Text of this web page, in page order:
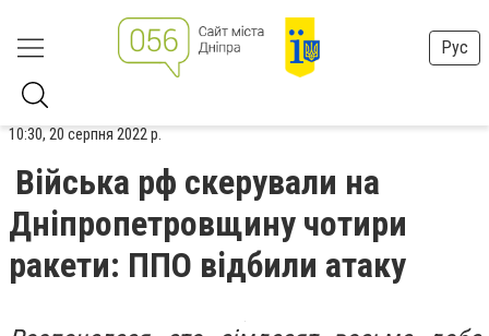
Рус
10:30, 20 серпня 2022 р.
Війська рф скерували на
Дніпропетровщину чотири
ракети: ППО відбили атаку